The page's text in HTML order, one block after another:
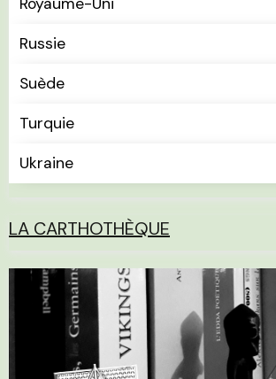
Russie
Suède
Turquie
Ukraine
LA CARTHOTHÈQUE